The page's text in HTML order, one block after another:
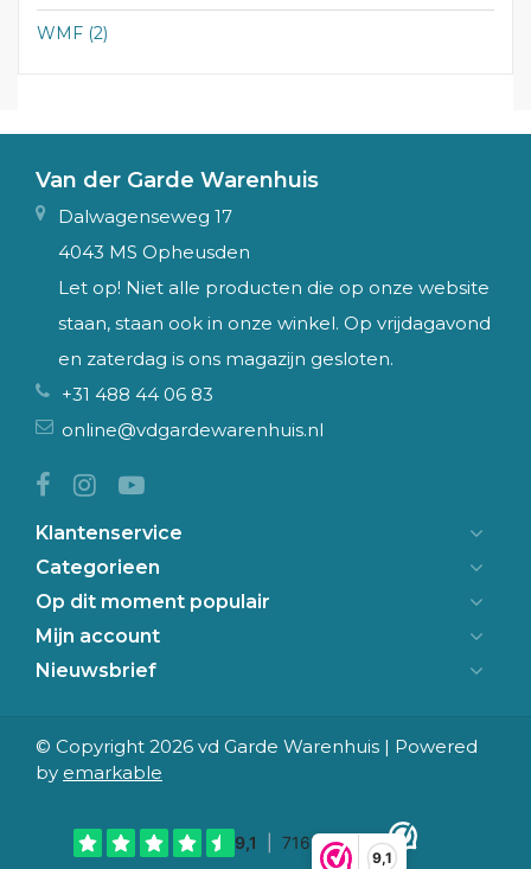
9,1
WMF (2)
Van der Garde Warenhuis
Dalwagenseweg 17
4043 MS Opheusden
Let op! Niet alle producten die op onze website
staan, staan ook in onze winkel. Op vrijdagavond
en zaterdag is ons magazijn gesloten.
+31 488 44 06 83
online@vdgardewarenhuis.nl
Klantenservice
Categorieen
Op dit moment populair
Mijn account
Nieuwsbrief
© Copyright 2026 vd Garde Warenhuis | Powered
by emarkable